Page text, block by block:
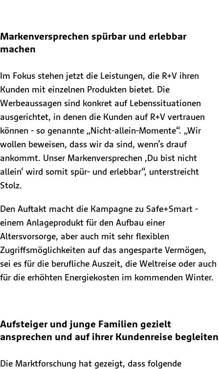
Markenversprechen spürbar und erlebbar
machen
Im Fokus stehen jetzt die Leistungen, die R+V ihren
Kunden mit einzelnen Produkten bietet. Die
Werbeaussagen sind konkret auf Lebenssituationen
ausgerichtet, in denen die Kunden auf R+V vertrauen
können - so genannte „Nicht-allein-Momente“. „Wir
wollen beweisen, dass wir da sind, wenn’s drauf
ankommt. Unser Markenversprechen ‚Du bist nicht
allein‘ wird somit spür- und erlebbar“, unterstreicht
Stolz.
Den Auftakt macht die Kampagne zu Safe+Smart -
einem Anlageprodukt für den Aufbau einer
Altersvorsorge, aber auch mit sehr flexiblen
Zugriffsmöglichkeiten auf das angesparte Vermögen,
sei es für die berufliche Auszeit, die Weltreise oder auch
für die erhöhten Energiekosten im kommenden Winter.
Aufsteiger und junge Familien gezielt
ansprechen und auf ihrer Kundenreise begleiten
Die Marktforschung hat gezeigt, dass folgende